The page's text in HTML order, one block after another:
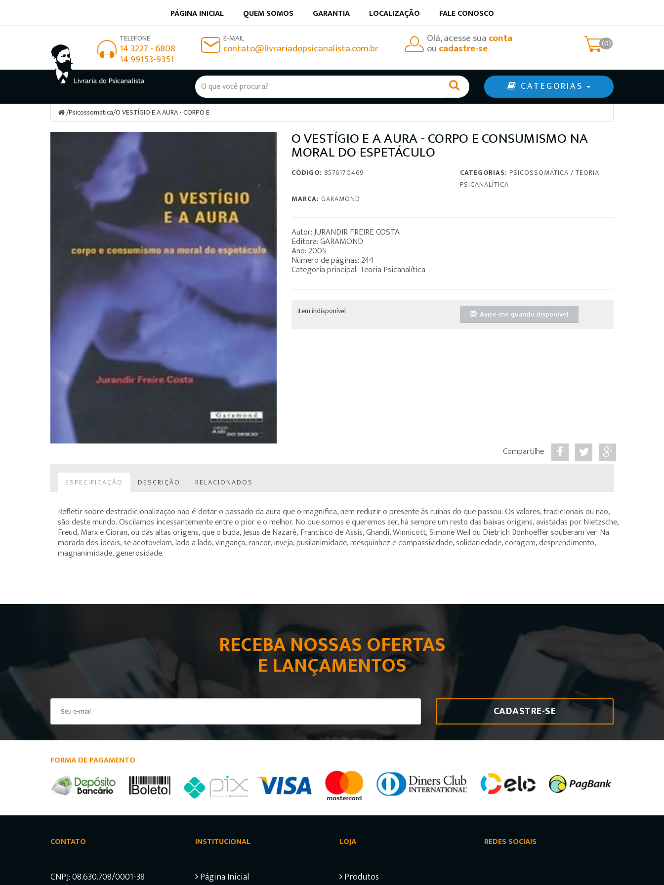
PÁGINA INICIAL QUEM SOMOS GARANTIA LOCALIZAÇÃO FALE CONOSCO
TELEFONE
14 3227 - 6808
14 99153-9351
E-MAIL
contato@livrariadopsicanalista.com.br
Olá, acesse suaconta
oucadastre-se (0)
CATEGORIAS
/Psicossomática/O VESTÍGIO E A AURA - CORPO E
O VESTÍGIO E A AURA - CORPO E CONSUMISMO NA
MORAL DO ESPETÁCULO
CÓDIGO: 8576170469 CATEGORIAS: PSICOSSOMÁTICA / TEORIA
PSICANALÍTICA
MARCA: GARAMOND
Autor: JURANDIR FREIRE COSTA
Editora: GARAMOND
Ano: 2005
Número de páginas: 244
Categoria principal: Teoria Psicanalítica
item indisponível Avise-me quando disponível
Compartilhe
ESPECIFICAÇÃO DESCRIÇÃO RELACIONADOS
Refletir sobre destradicionalização não é dotar o passado da aura que o magnifica, nem reduzir o presente às ruínas do que passou. Os valores, tradicionais ou não,
são deste mundo. Oscilamos incessantemente entre o pior e o melhor. No que somos e queremos ser, há sempre um resto das baixas origens, avistadas por Nietzsche,
Freud, Marx e Cioran, ou das altas origens, que o buda, Jesus de Nazaré, Francisco de Assis, Ghandi, Winnicott, Simone Weil ou Dietrich Bonhoeffer souberam ver. Na
morada dos ideais, se acotovelam, lado a lado, vingança, rancor, inveja, pusilanimidade, mesquinhez e compassividade, solidariedade, coragem, desprendimento,
magnanimidade, generosidade.
RECEBA NOSSAS OFERTAS
E LANÇAMENTOS
CADASTRE-SE
FORMA DE PAGAMENTO
CONTATO
CNPJ: 08.630.708/0001-38
INSTITUCIONAL
Página Inicial
LOJA
Produtos
REDES SOCIAIS